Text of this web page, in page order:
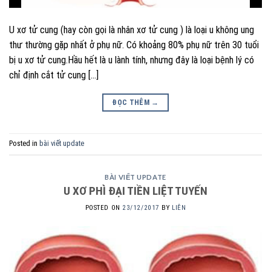
U xơ tử cung (hay còn gọi là nhân xơ tử cung ) là loại u không ung
thư thường gặp nhất ở phụ nữ. Có khoảng 80% phụ nữ trên 30 tuổi
bị u xơ tử cung.Hầu hết là u lành tính, nhưng đây là loại bệnh lý có
chỉ định cắt tử cung […]
ĐỌC THÊM →
Posted in bài viết update
BÀI VIẾT UPDATE
U XƠ PHÌ ĐẠI TIỀN LIỆT TUYẾN
POSTED ON 23/12/2017 BY LIÊN